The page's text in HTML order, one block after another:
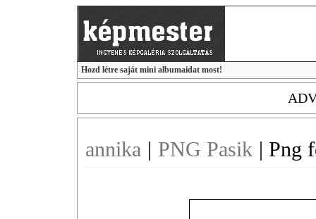
Hozd létre saját mini albumaidat most!
annika | PNG Pasik | Png